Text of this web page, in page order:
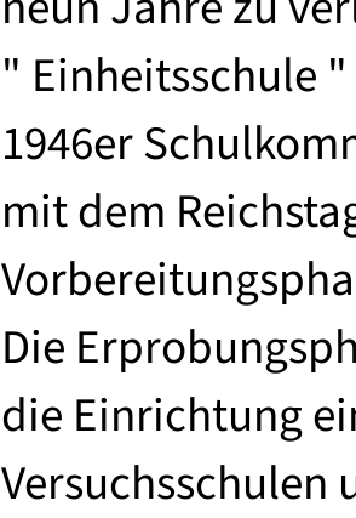
" Einheitsschule
1946er
mit dem
Die
die Einrichtung